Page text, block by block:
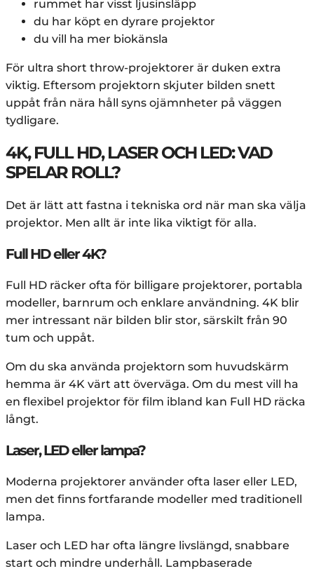
rummet har visst ljusinsläpp
du har köpt en dyrare projektor
du vill ha mer biokänsla
För ultra short throw-projektorer är duken extra
viktig. Eftersom projektorn skjuter bilden snett
uppåt från nära håll syns ojämnheter på väggen
tydligare.
4K, FULL HD, LASER OCH LED: VAD
SPELAR ROLL?
Det är lätt att fastna i tekniska ord när man ska välja
projektor. Men allt är inte lika viktigt för alla.
Full HD eller 4K?
Full HD räcker ofta för billigare projektorer, portabla
modeller, barnrum och enklare användning. 4K blir
mer intressant när bilden blir stor, särskilt från 90
tum och uppåt.
Om du ska använda projektorn som huvudskärm
hemma är 4K värt att överväga. Om du mest vill ha
en flexibel projektor för film ibland kan Full HD räcka
långt.
Laser, LED eller lampa?
Moderna projektorer använder ofta laser eller LED,
men det finns fortfarande modeller med traditionell
lampa.
Laser och LED har ofta längre livslängd, snabbare
start och mindre underhåll. Lampbaserade